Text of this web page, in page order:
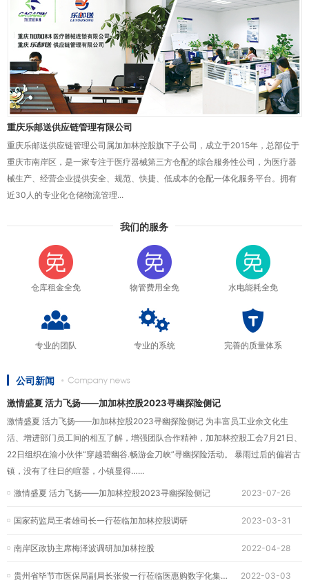
重庆乐邮送供应链管理有限公司
重庆乐邮送供应链管理公司属加加林控股旗下子公司，成立于2015年，总部位于
重庆市南岸区，是一家专注于医疗器械第三方仓配的综合服务性公司，为医疗器
械生产、经营企业提供安全、规范、快捷、低成本的仓配一体化服务平台。拥有
近30人的专业化仓储物流管理...
我们的服务
仓库租金全免 物管费用全免 水电能耗全免
专业的团队 专业的系统 完善的质量体系
公司新闻
激情盛夏 活力飞扬——加加林控股2023寻幽探险侧记
激情盛夏 活力飞扬——加加林控股2023寻幽探险侧记 为丰富员工业余文化生
活、增进部门员工间的相互了解，增强团队合作精神，加加林控股工会7月21日、
22日组织在渝小伙伴“穿越碧幽谷.畅游金刀峡”寻幽探险活动。 暴雨过后的偏岩古
镇，没有了往日的喧嚣，小镇显得…...
激情盛夏 活力飞扬——加加林控股2023寻幽探险侧记 2023-07-26
国家药监局王者雄司长一行莅临加加林控股调研 2023-03-31
南岸区政协主席梅泽波调研加加林控股 2022-04-28
贵州省毕节市医保局副局长张俊一行莅临医惠购数字化集采保障中心调研指导 2022-03-03